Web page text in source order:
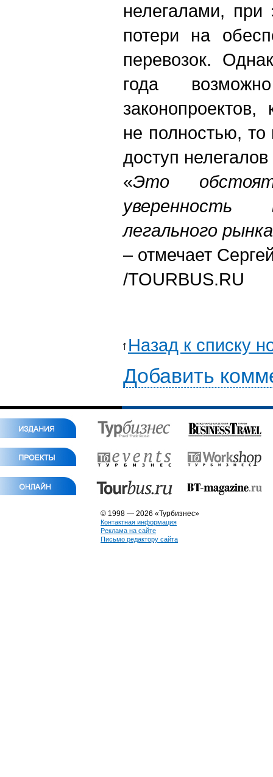
нелегалами, при
потери на
перевозок.
года
не полностью,
доступ
«Это
уверенность
легального
– отмечает
/TOURBUS.RU
Назад к списку
Добавить
© 1998 — 2026 «Турбизнес»
Контактная информация
Реклама на сайте
Письмо редактору сайта